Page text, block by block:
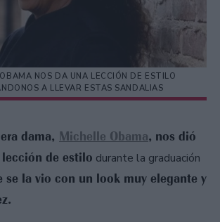
NOS DA UNA LECCIÓN DE ESTILO
A LLEVAR ESTAS SANDALIAS
dama, Michelle Obama, nos dió
de estilo durante la graduación
se la vio con un look muy elegante y